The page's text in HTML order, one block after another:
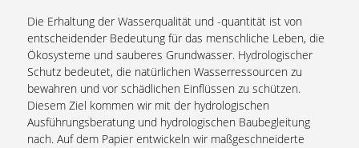
Die Erhaltung der Wasserqualität und -quantität ist von
entscheidender Bedeutung für das menschliche Leben, die
Ökosysteme und sauberes Grundwasser. Hydrologischer
Schutz bedeutet, die natürlichen Wasserressourcen zu
bewahren und vor schädlichen Einflüssen zu schützen.
Diesem Ziel kommen wir mit der hydrologischen
Ausführungsberatung und hydrologischen Baubegleitung
nach. Auf dem Papier entwickeln wir maßgeschneiderte